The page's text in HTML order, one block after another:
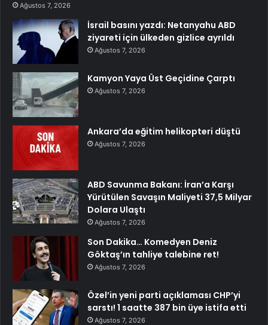
Ağustos 7, 2026
İsrail basını yazdı: Netanyahu ABD
ziyareti için ülkeden gizlice ayrıldı
Ağustos 7, 2026
Kamyon Yaya Üst Geçidine Çarptı
Ağustos 7, 2026
Ankara’da eğitim helikopteri düştü
Ağustos 7, 2026
ABD Savunma Bakanı: İran’a Karşı
Yürütülen Savaşın Maliyeti 37,5 Milyar
Dolara Ulaştı
Ağustos 7, 2026
Son Dakika… Komedyen Deniz
Göktaş’ın tahliye talebine ret!
Ağustos 7, 2026
Özel’in yeni parti açıklaması CHP’yi
sarstı! 1 saatte 387 bin üye istifa etti
Ağustos 7, 2026